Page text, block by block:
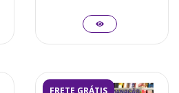
FRETE GRÁTIS